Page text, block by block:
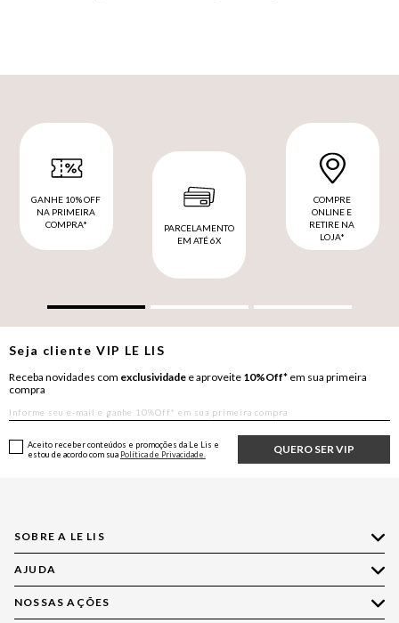
GANHE 10% OFF
NA PRIMEIRA
COMPRA*
PARCELAMENTO
EM ATÉ 6X
COMPRE
ONLINE E
RETIRE NA
LOJA*
Seja clienteVIP LE LIS
Receba novidades com exclusividade e aproveite 10%Off* em sua primeira
compra
QUERO SER VIP
Aceito receber conteúdos e promoções da Le Lis e
estou de acordo com sua Política de Privacidade.
SOBRE A LE LIS
Quem Somos
Nossas Lojas
AJUDA
Compre pelo WhatsApp
NOSSAS AÇÕES